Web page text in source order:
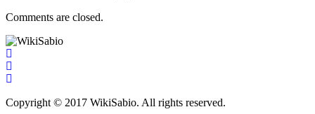
Comments are closed.
Copyright © 2017 WikiSabio. All rights reserved.